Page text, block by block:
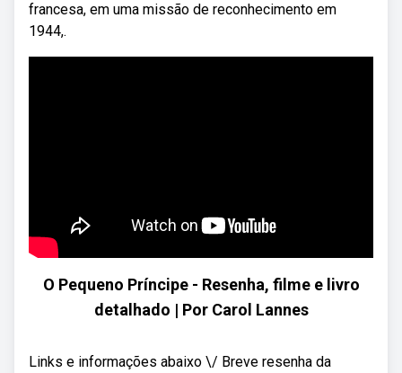
francesa, em uma missão de reconhecimento em
1944,.
O Pequeno Príncipe - Resenha, filme e livro
detalhado | Por Carol Lannes
Links e informações abaixo \/ Breve resenha da